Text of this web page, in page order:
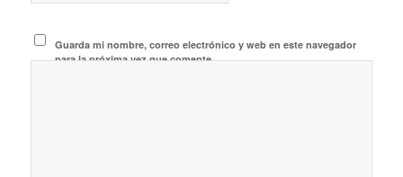
Guarda mi nombre, correo electrónico y web en este navegador
para la próxima vez que comente.